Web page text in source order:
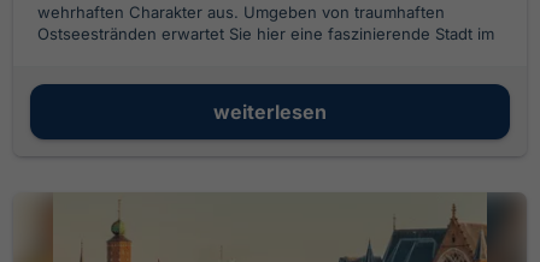
wehrhaften Charakter aus. Umgeben von traumhaften
Ostseestränden erwartet Sie hier eine faszinierende Stadt im
weiterlesen